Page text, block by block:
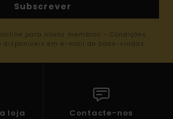
Subscrever
para novos membros - Condições
disponíveis em e-mail de boas-vindas
loja Contacte-nos